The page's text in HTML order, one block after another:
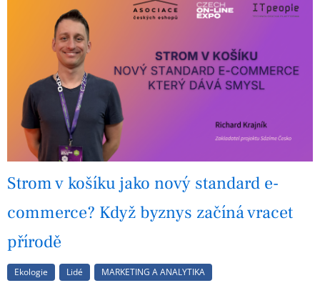
Strom v košíku jako nový standard e-
commerce? Když byznys začíná vracet
přírodě
Ekologie Lidé MARKETING A ANALYTIKA